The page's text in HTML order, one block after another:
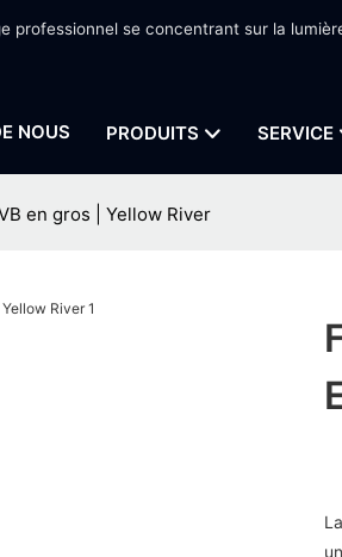
professionnel se concentrant sur la
NOUS PRODUITS SERVICE
en gros | Yellow River